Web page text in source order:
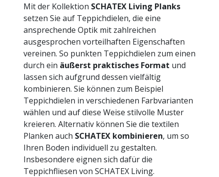
Mit der Kollektion SCHATEX Living Planks
setzen Sie auf Teppichdielen, die eine
ansprechende Optik mit zahlreichen
ausgesprochen vorteilhaften Eigenschaften
vereinen. So punkten Teppichdielen zum einen
durch ein äußerst praktisches Format und
lassen sich aufgrund dessen vielfältig
kombinieren. Sie können zum Beispiel
Teppichdielen in verschiedenen Farbvarianten
wählen und auf diese Weise stilvolle Muster
kreieren. Alternativ können Sie die textilen
Planken auch SCHATEX kombinieren, um so
Ihren Boden individuell zu gestalten.
Insbesondere eignen sich dafür die
Teppichfliesen von SCHATEX Living.